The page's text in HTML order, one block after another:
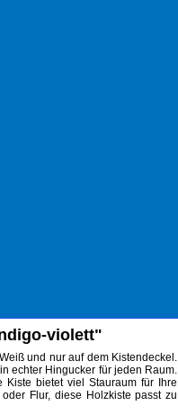
violett"
und nur auf dem Kistendeckel.
echter Hingucker für jeden Raum.
Kiste bietet viel Stauraum für Ihre
Flur, diese Holzkiste passt zu